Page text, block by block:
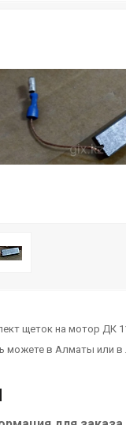
щеток на мотор ДК
можете в Алматы или в